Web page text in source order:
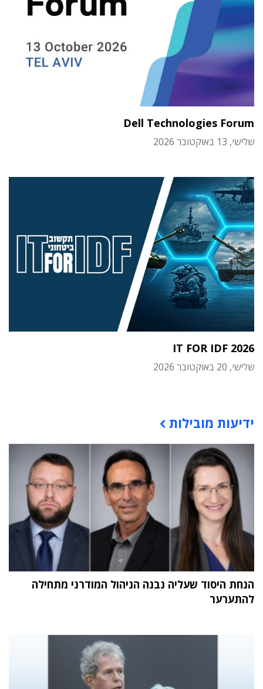
Dell Technologies Forum
שלישי, 13 באוקטובר 2026
IT FOR IDF 2026
שלישי, 20 באוקטובר 2026
ידיעות מובילות
הנחת היסוד שעליה נבנה הניהול המודרני מתחילה
להתערער